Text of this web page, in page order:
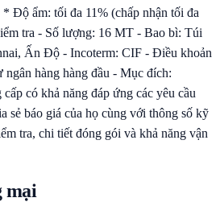
Độ ẩm: tối đa 11% (chấp nhận tối đa
tra - Số lượng: 16 MT - Bao bì: Túi
Ấn Độ - Incoterm: CIF - Điều khoản
hàng hàng đầu - Mục đích:
có khả năng đáp ứng các yêu cầu
sẻ báo giá của họ cùng với thông số kỹ
tra, chi tiết đóng gói và khả năng vận
mại